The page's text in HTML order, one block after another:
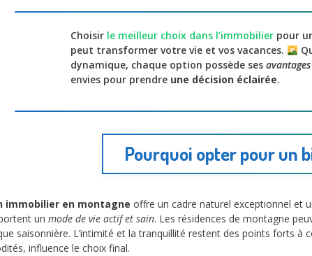
Choisir le meilleur choix dans l’immobilier pour
peut transformer votre vie et vos vacances.
dynamique, chaque option possède ses
envies pour prendre une décision éclairée.
Pourquoi opter pour un
immobilier en montagne offre un cadre naturel exceptionnel et
un mode de vie actif et sain. Les résidences de montagne
saisonnière. L’intimité et la tranquillité restent des points forts à
influence le choix final.